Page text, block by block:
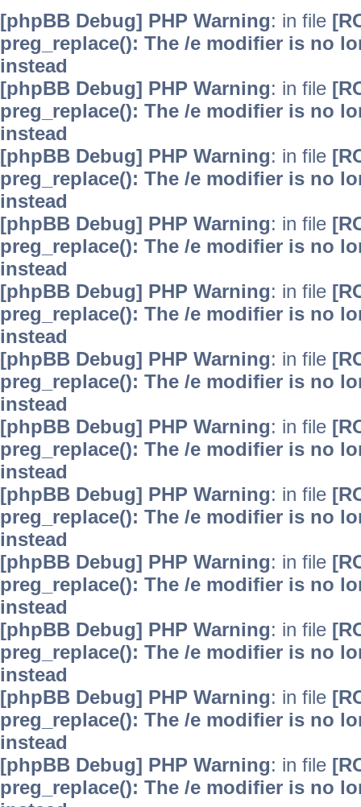
[phpBB Debug] PHP Warning: in file
preg_replace(): The /e modifier is no
instead
[phpBB Debug] PHP Warning: in file
preg_replace(): The /e modifier is no
instead
[phpBB Debug] PHP Warning: in file
preg_replace(): The /e modifier is no
instead
[phpBB Debug] PHP Warning: in file
preg_replace(): The /e modifier is no
instead
[phpBB Debug] PHP Warning: in file
preg_replace(): The /e modifier is no
instead
[phpBB Debug] PHP Warning: in file
preg_replace(): The /e modifier is no
instead
[phpBB Debug] PHP Warning: in file
preg_replace(): The /e modifier is no
instead
[phpBB Debug] PHP Warning: in file
preg_replace(): The /e modifier is no
instead
[phpBB Debug] PHP Warning: in file
preg_replace(): The /e modifier is no
instead
[phpBB Debug] PHP Warning: in file
preg_replace(): The /e modifier is no
instead
[phpBB Debug] PHP Warning: in file
preg_replace(): The /e modifier is no
instead
[phpBB Debug] PHP Warning: in file
preg_replace(): The /e modifier is no